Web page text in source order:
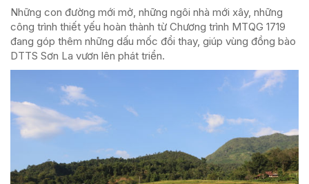
Những con đường mới mở, những ngôi nhà mới xây, những
công trình thiết yếu hoàn thành từ Chương trình MTQG 1719
đang góp thêm những dấu mốc đổi thay, giúp vùng đồng bào
DTTS Sơn La vươn lên phát triển.